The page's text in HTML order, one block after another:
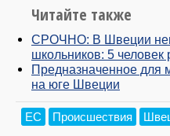
Читайте также
СРОЧНО: В Швеции
школьников: 5
Предназначенное для
на юге Швеции
ЕС Происшествия